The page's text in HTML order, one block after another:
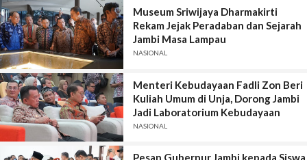
Museum Sriwijaya Dharmakirti
Rekam Jejak Peradaban dan Sejarah
Jambi Masa Lampau
NASIONAL
Menteri Kebudayaan Fadli Zon Beri
Kuliah Umum di Unja, Dorong Jambi
Jadi Laboratorium Kebudayaan
NASIONAL
Pesan Gubernur Jambi kepada Siswa